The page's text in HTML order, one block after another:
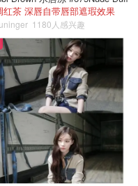
红茶 深唇自带唇部遮瑕效果
1180人感兴趣